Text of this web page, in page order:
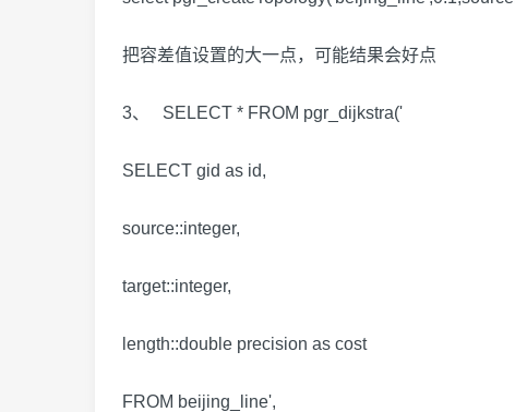
把容差值设置的大一点，可能结果会好点
3、 SELECT * FROM pgr_dijkstra('
SELECT gid as id,
source::integer,
target::integer,
length::double precision as cost
FROM beijing_line',